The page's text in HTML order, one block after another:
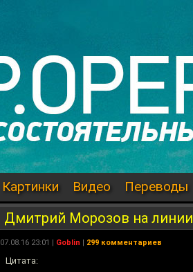
Картинки Видео Переводы
Дмитрий Морозов на линии
07.08.16 23:01 | Goblin | 299 комментариев
Цитата: